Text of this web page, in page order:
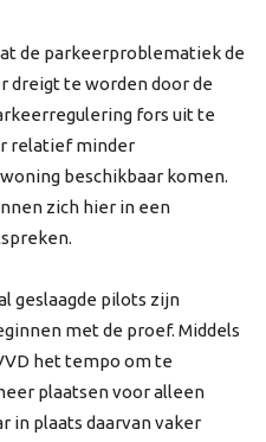
de parkeerproblematiek de
dreigt te worden door de
fors uit te
relatief minder
beschikbaar komen.
zich hier in een
geslaagde pilots zijn
met de proef. Middels
het tempo om te
plaatsen voor alleen
in plaats daarvan vaker